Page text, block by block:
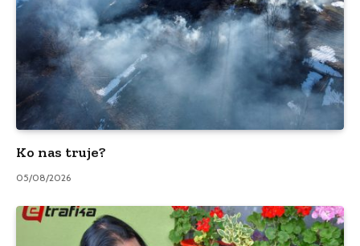
Ko nas truje?
05/08/2026